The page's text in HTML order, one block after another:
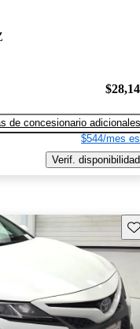
de concesionario adicionales
$544/mes
Verif. disponibilidad